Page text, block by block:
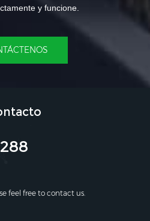
y funcione.
feel free to contact us.